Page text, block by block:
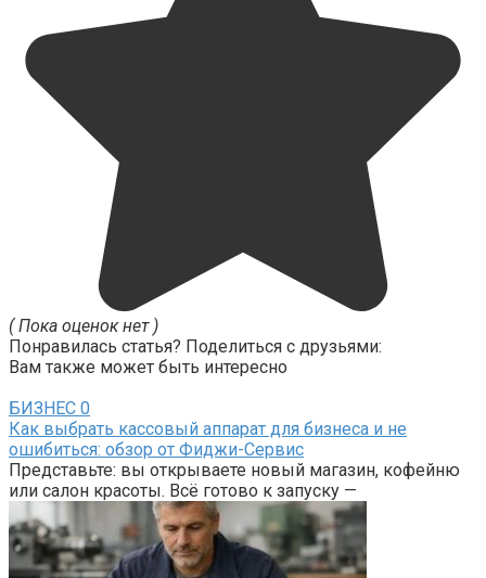
( Пока оценок нет )
Понравилась статья? Поделиться с друзьями:
Вам также может быть интересно
БИЗНЕС 0
Как выбрать кассовый аппарат для бизнеса и не
ошибиться: обзор от Фиджи-Сервис
Представьте: вы открываете новый магазин, кофейню
или салон красоты. Всё готово к запуску —